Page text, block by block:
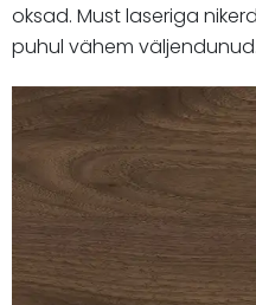
oksad. Must laseriga
puhul vähem väljendunud.